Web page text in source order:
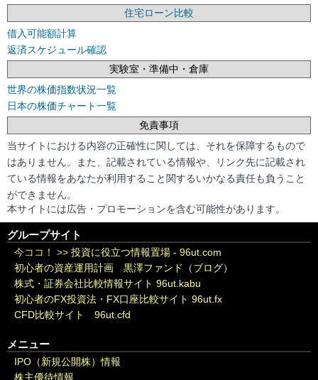
住宅ローン比較
借入可能額計算
返済スケジュール確認
実験室・準備中・倉庫
世界の株価指数状況一覧
日本の株価チャート一覧
免責事項
当サイトにおける内容の正確性に関しては、それを保障するもので
はありません。また、記載されている情報や、リンク先に記載され
ている情報をあなたが利用すること関するいかなる責任も負うこと
ができません。
本サイトには広告・プロモーションを含む可能性があります。
グループサイト
今ココ！ >> 投資に役立つ情報置場 - 96ut.com
初心者の資産運用計画 黒澤ファンド（ブログ）
株式・証券会社比較情報サイト 96ut.kabu
初心者のFX投資法・FX口座比較サイト 96ut.fx
CFD比較サイト 96ut.cfd
メニュー
IPO（新規公開株）情報
株主優待情報